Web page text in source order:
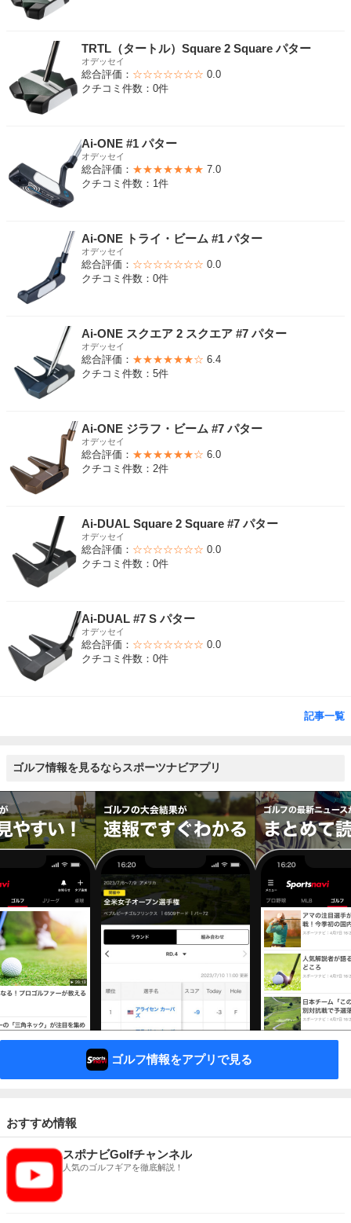
TRTL（タートル）Square 2 Square パター
オデッセイ
総合評価： ☆☆☆☆☆☆☆ 0.0
クチコミ件数：0件
Ai-ONE #1 パター
オデッセイ
総合評価： ★★★★★★★ 7.0
クチコミ件数：1件
Ai-ONE トライ・ビーム #1 パター
オデッセイ
総合評価： ☆☆☆☆☆☆☆ 0.0
クチコミ件数：0件
Ai-ONE スクエア 2 スクエア #7 パター
オデッセイ
総合評価： ★★★★★★☆ 6.4
クチコミ件数：5件
Ai-ONE ジラフ・ビーム #7 パター
オデッセイ
総合評価： ★★★★★★☆ 6.0
クチコミ件数：2件
Ai-DUAL Square 2 Square #7 パター
オデッセイ
総合評価： ☆☆☆☆☆☆☆ 0.0
クチコミ件数：0件
Ai-DUAL #7 S パター
オデッセイ
総合評価： ☆☆☆☆☆☆☆ 0.0
クチコミ件数：0件
記事一覧
ゴルフ情報を見るならスポーツナビアプリ
ゴルフ情報をアプリで見る
おすすめ情報
スポナビGolfチャンネル
人気のゴルフギアを徹底解説！